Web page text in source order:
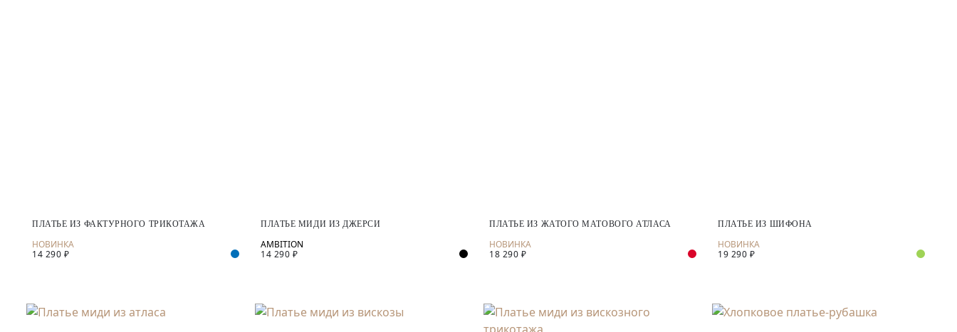
ПЛАТЬЕ ИЗ ФАКТУРНОГО ТРИКОТАЖА
14 290 ₽
ПЛАТЬЕ МИДИ ИЗ ДЖЕРСИ
14 290 ₽
ПЛАТЬЕ ИЗ ЖАТОГО МАТОВОГО АТЛАСА
18 290 ₽
ПЛАТЬЕ ИЗ ШИФОНА
19 290 ₽